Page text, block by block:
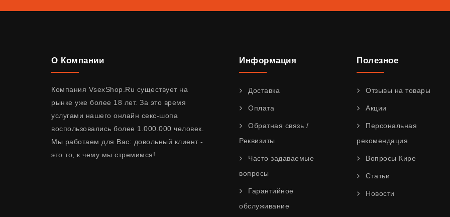
О Компании
Компания VsexShop.Ru существует на
рынке уже более 18 лет. За это время
услугами нашего онлайн секс-шопа
воспользовались более 1.000.000 человек.
Мы работаем для Вас: довольный клиент -
это то, к чему мы стремимся!
Информация
Доставка
Оплата
Обратная связь /
Реквизиты
Часто задаваемые
вопросы
Гарантийное
обслуживание
Полезное
Отзывы на товары
Акции
Персональная
рекомендация
Вопросы Кире
Статьи
Новости